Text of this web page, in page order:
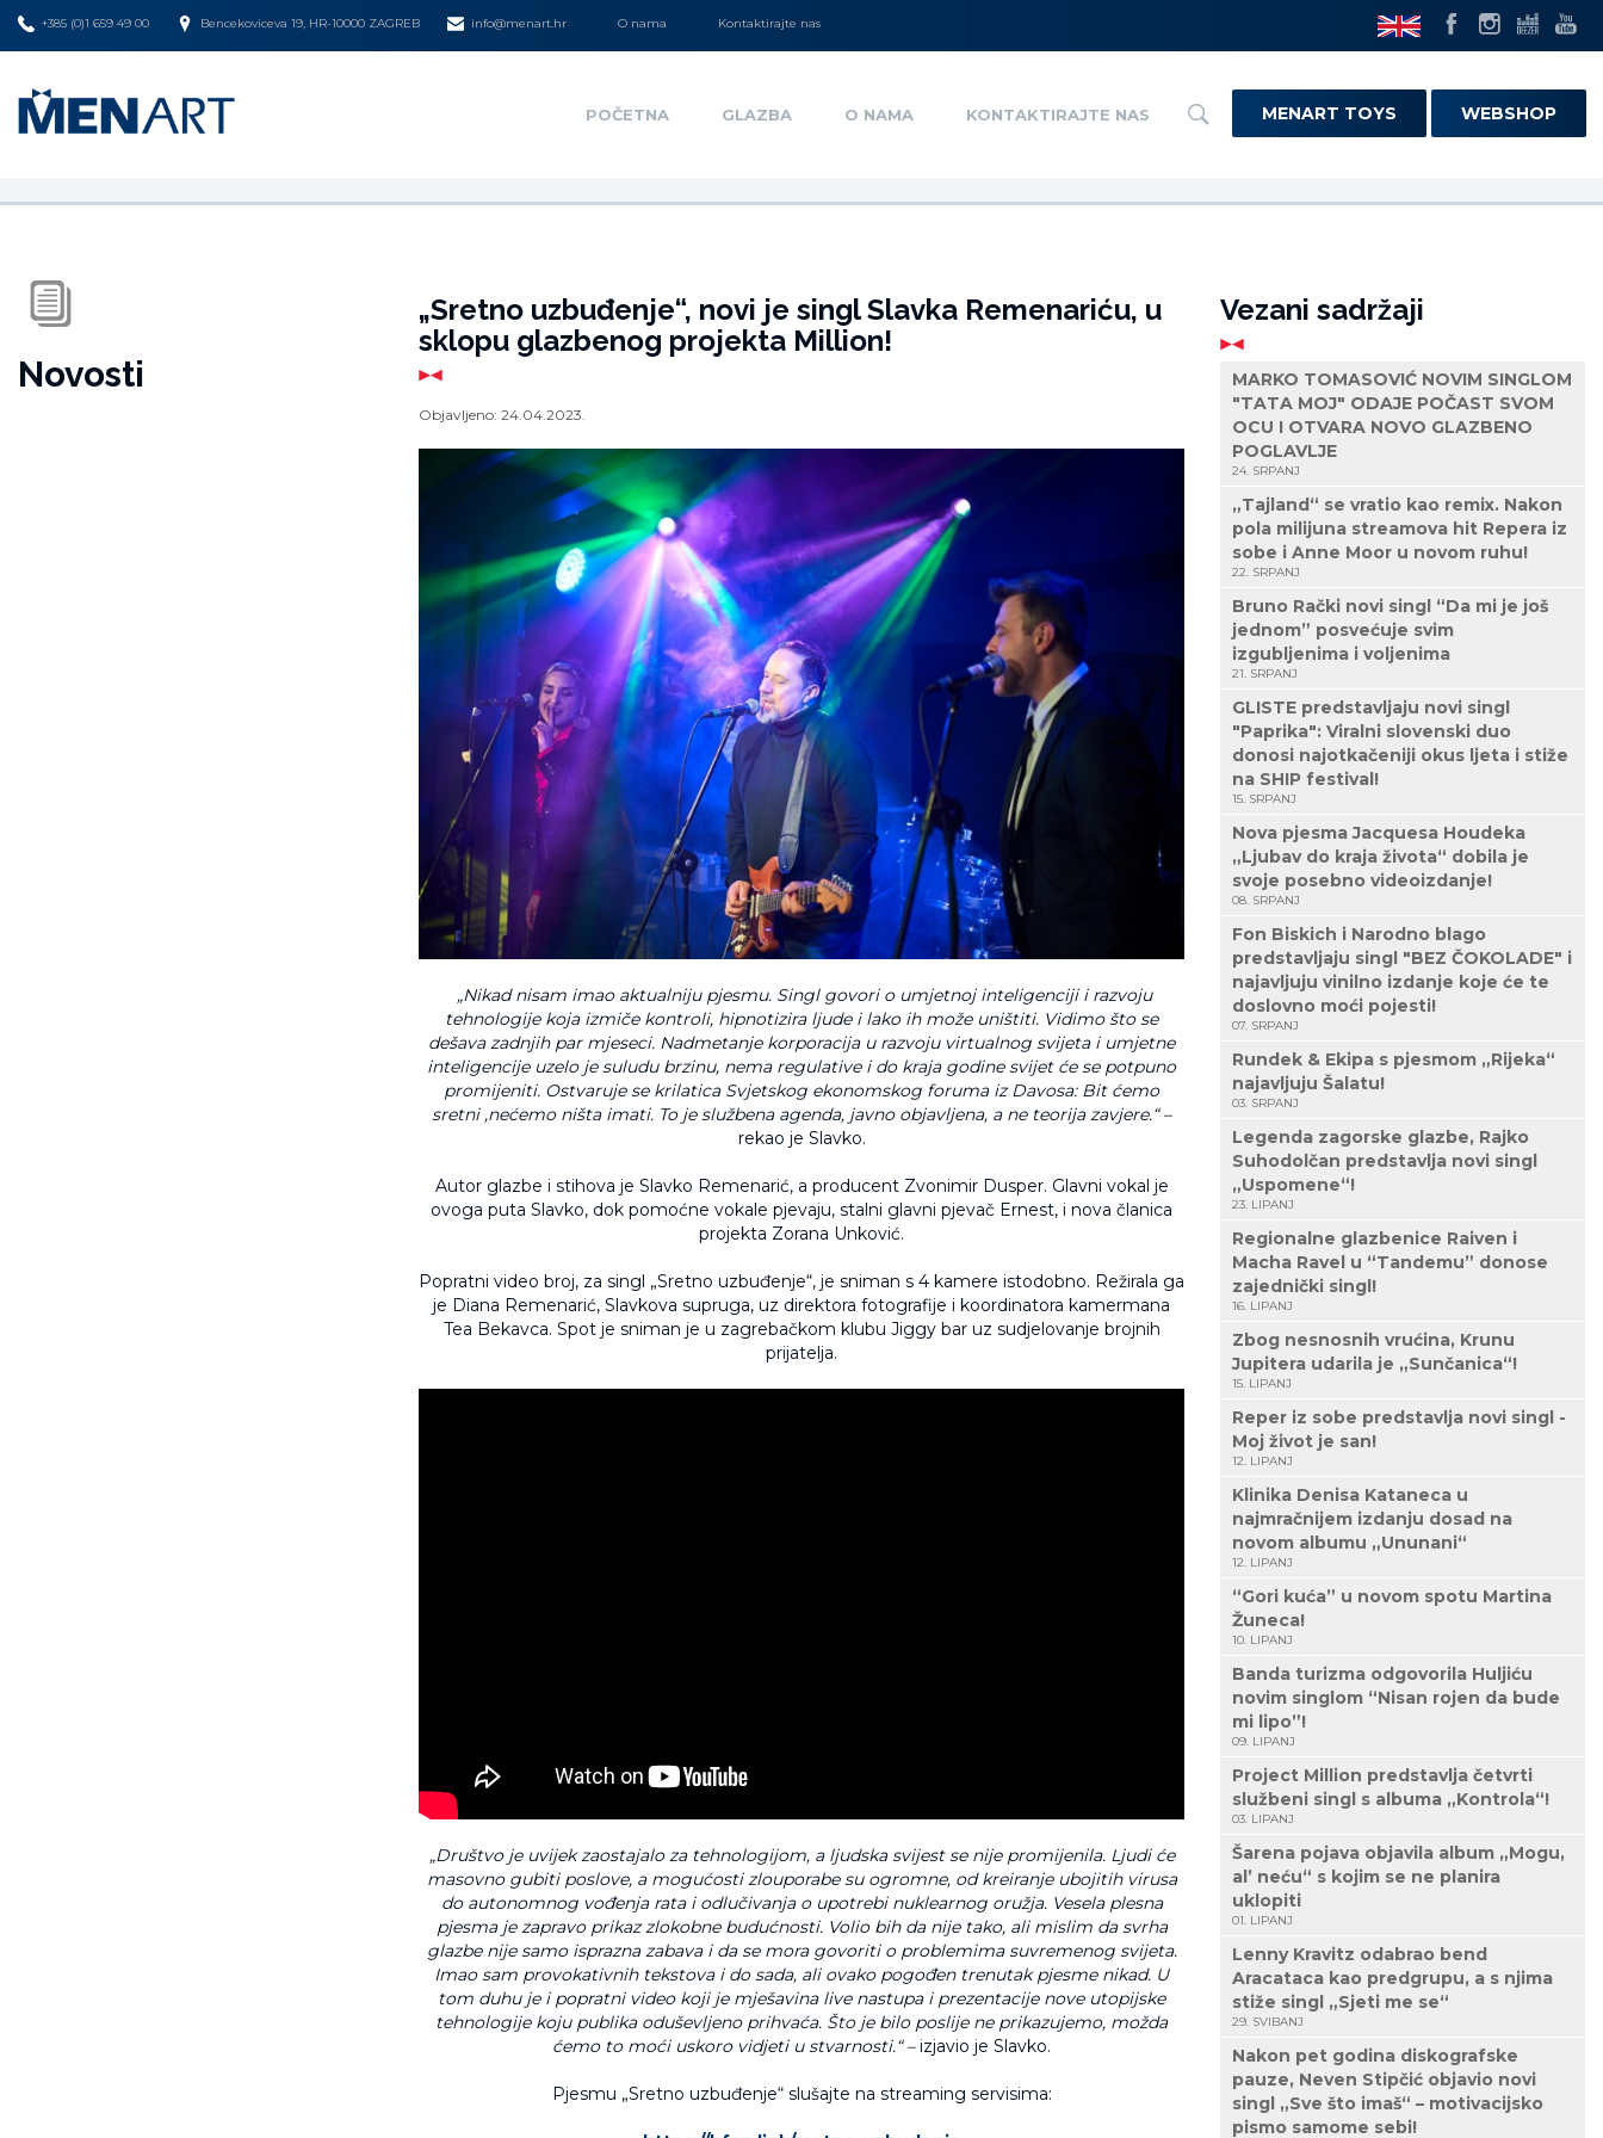
+385 (0)1 659 49 00 Bencekoviceva 19, HR-10000 ZAGREB info@menart.hr O nama Kontaktirajte nas
POČETNA GLAZBA O NAMA KONTAKTIRAJTE NAS MENART TOYS WEBSHOP
Novosti
„Sretno uzbuđenje“, novi je singl Slavka Remenariću, u
sklopu glazbenog projekta Million!
Objavljeno: 24.04.2023.
„Nikad nisam imao aktualniju pjesmu. Singl govori o umjetnoj inteligenciji i razvoju
tehnologije koja izmiče kontroli, hipnotizira ljude i lako ih može uništiti. Vidimo što se
dešava zadnjih par mjeseci. Nadmetanje korporacija u razvoju virtualnog svijeta i umjetne
inteligencije uzelo je suludu brzinu, nema regulative i do kraja godine svijet će se potpuno
promijeniti. Ostvaruje se krilatica Svjetskog ekonomskog foruma iz Davosa: Bit ćemo
sretni ,nećemo ništa imati. To je službena agenda, javno objavljena, a ne teorija zavjere.“ –
rekao je Slavko.
Autor glazbe i stihova je Slavko Remenarić, a producent Zvonimir Dusper. Glavni vokal je
ovoga puta Slavko, dok pomoćne vokale pjevaju, stalni glavni pjevač Ernest, i nova članica
projekta Zorana Unković.
Popratni video broj, za singl „Sretno uzbuđenje“, je sniman s 4 kamere istodobno. Režirala ga
je Diana Remenarić, Slavkova supruga, uz direktora fotografije i koordinatora kamermana
Tea Bekavca. Spot je sniman je u zagrebačkom klubu Jiggy bar uz sudjelovanje brojnih
prijatelja.
„Društvo je uvijek zaostajalo za tehnologijom, a ljudska svijest se nije promijenila. Ljudi će
masovno gubiti poslove, a mogućosti zlouporabe su ogromne, od kreiranje ubojitih virusa
do autonomnog vođenja rata i odlučivanja o upotrebi nuklearnog oružja. Vesela plesna
pjesma je zapravo prikaz zlokobne budućnosti. Volio bih da nije tako, ali mislim da svrha
glazbe nije samo isprazna zabava i da se mora govoriti o problemima suvremenog svijeta.
Imao sam provokativnih tekstova i do sada, ali ovako pogođen trenutak pjesme nikad. U
tom duhu je i popratni video koji je mješavina live nastupa i prezentacije nove utopijske
tehnologije koju publika oduševljeno prihvaća. Što je bilo poslije ne prikazujemo, možda
ćemo to moći uskoro vidjeti u stvarnosti.“ –izjavio je Slavko.
Pjesmu „Sretno uzbuđenje“ slušajte na streaming servisima:
Vezani sadržaji
MARKO TOMASOVIĆ NOVIM SINGLOM
"TATA MOJ" ODAJE POČAST SVOM
OCU I OTVARA NOVO GLAZBENO
POGLAVLJE
24. SRPANJ
„Tajland“ se vratio kao remix. Nakon
pola milijuna streamova hit Repera iz
sobe i Anne Moor u novom ruhu!
22. SRPANJ
Bruno Rački novi singl “Da mi je još
jednom” posvećuje svim
izgubljenima i voljenima
21. SRPANJ
GLISTE predstavljaju novi singl
"Paprika": Viralni slovenski duo
donosi najotkačeniji okus ljeta i stiže
na SHIP festival!
15. SRPANJ
Nova pjesma Jacquesa Houdeka
„Ljubav do kraja života“ dobila je
svoje posebno videoizdanje!
08. SRPANJ
Fon Biskich i Narodno blago
predstavljaju singl "BEZ ČOKOLADE" i
najavljuju vinilno izdanje koje će te
doslovno moći pojesti!
07. SRPANJ
Rundek & Ekipa s pjesmom „Rijeka“
najavljuju Šalatu!
03. SRPANJ
Legenda zagorske glazbe, Rajko
Suhodolčan predstavlja novi singl
„Uspomene“!
23. LIPANJ
Regionalne glazbenice Raiven i
Macha Ravel u “Tandemu” donose
zajednički singl!
16. LIPANJ
Zbog nesnosnih vrućina, Krunu
Jupitera udarila je „Sunčanica“!
15. LIPANJ
Reper iz sobe predstavlja novi singl -
Moj život je san!
12. LIPANJ
Klinika Denisa Kataneca u
najmračnijem izdanju dosad na
novom albumu „Ununani“
12. LIPANJ
“Gori kuća” u novom spotu Martina
Žuneca!
10. LIPANJ
Banda turizma odgovorila Huljiću
novim singlom “Nisan rojen da bude
mi lipo”!
09. LIPANJ
Project Million predstavlja četvrti
službeni singl s albuma „Kontrola“!
03. LIPANJ
Šarena pojava objavila album „Mogu,
al’ neću“ s kojim se ne planira
uklopiti
01. LIPANJ
Lenny Kravitz odabrao bend
Aracataca kao predgrupu, a s njima
stiže singl „Sjeti me se“
29. SVIBANJ
Nakon pet godina diskografske
pauze, Neven Stipčić objavio novi
singl „Sve što imaš“ – motivacijsko
pismo samome sebi!